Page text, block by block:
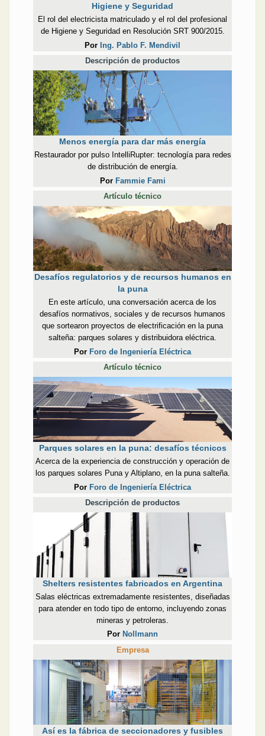
Higiene y Seguridad
El rol del electricista matriculado y el rol del profesional
de Higiene y Seguridad en Resolución SRT 900/2015.
Por Ing. Pablo F. Mendivil
Descripción de productos
Menos energía para dar más energía
Restaurador por pulso IntelliRupter: tecnología para redes
de distribución de energía.
Por Fammie Fami
Artículo técnico
Desafíos regulatorios y de recursos humanos en
la puna
En este artículo, una conversación acerca de los
desafíos normativos, sociales y de recursos humanos
que sortearon proyectos de electrificación en la puna
salteña: parques solares y distribuidora eléctrica.
Por Foro de Ingeniería Eléctrica
Artículo técnico
Parques solares en la puna: desafíos técnicos
Acerca de la experiencia de construcción y operación de
los parques solares Puna y Altiplano, en la puna salteña.
Por Foro de Ingeniería Eléctrica
Descripción de productos
Shelters resistentes fabricados en Argentina
Salas eléctricas extremadamente resistentes, diseñadas
para atender en todo tipo de entorno, incluyendo zonas
mineras y petroleras.
Por Nollmann
Empresa
Así es la fábrica de seccionadores y fusibles